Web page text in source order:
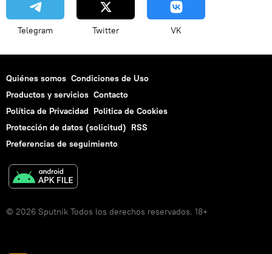
Telegram Twitter VK
Quiénes somos Condiciones de Uso
Productos y servicios Contacto
Política de Privacidad Politica de Cookies
Protección de datos (solicitud) RSS
Preferencias de seguimiento
© 2026 Sputnik Todos los derechos reservados. 18+